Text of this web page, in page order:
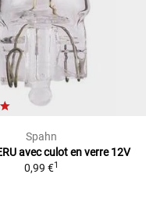
Spahn
avec culot en verre 12V
0,99 €1